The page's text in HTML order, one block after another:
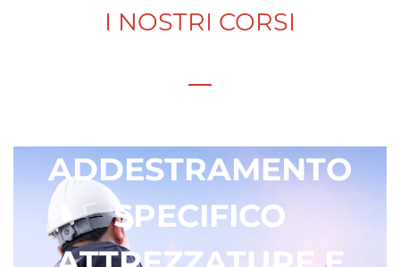
I NOSTRI CORSI
ADDESTRAMENTO
SPECIFICO